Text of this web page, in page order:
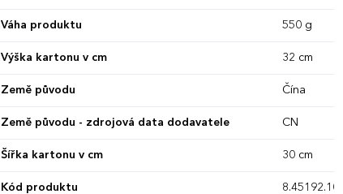
Váha produktu 550 g
Výška kartonu v cm 32 cm
Země původu Čína
Země původu - zdrojová data dodavatele CN
Šířka kartonu v cm 30 cm
Kód produktu